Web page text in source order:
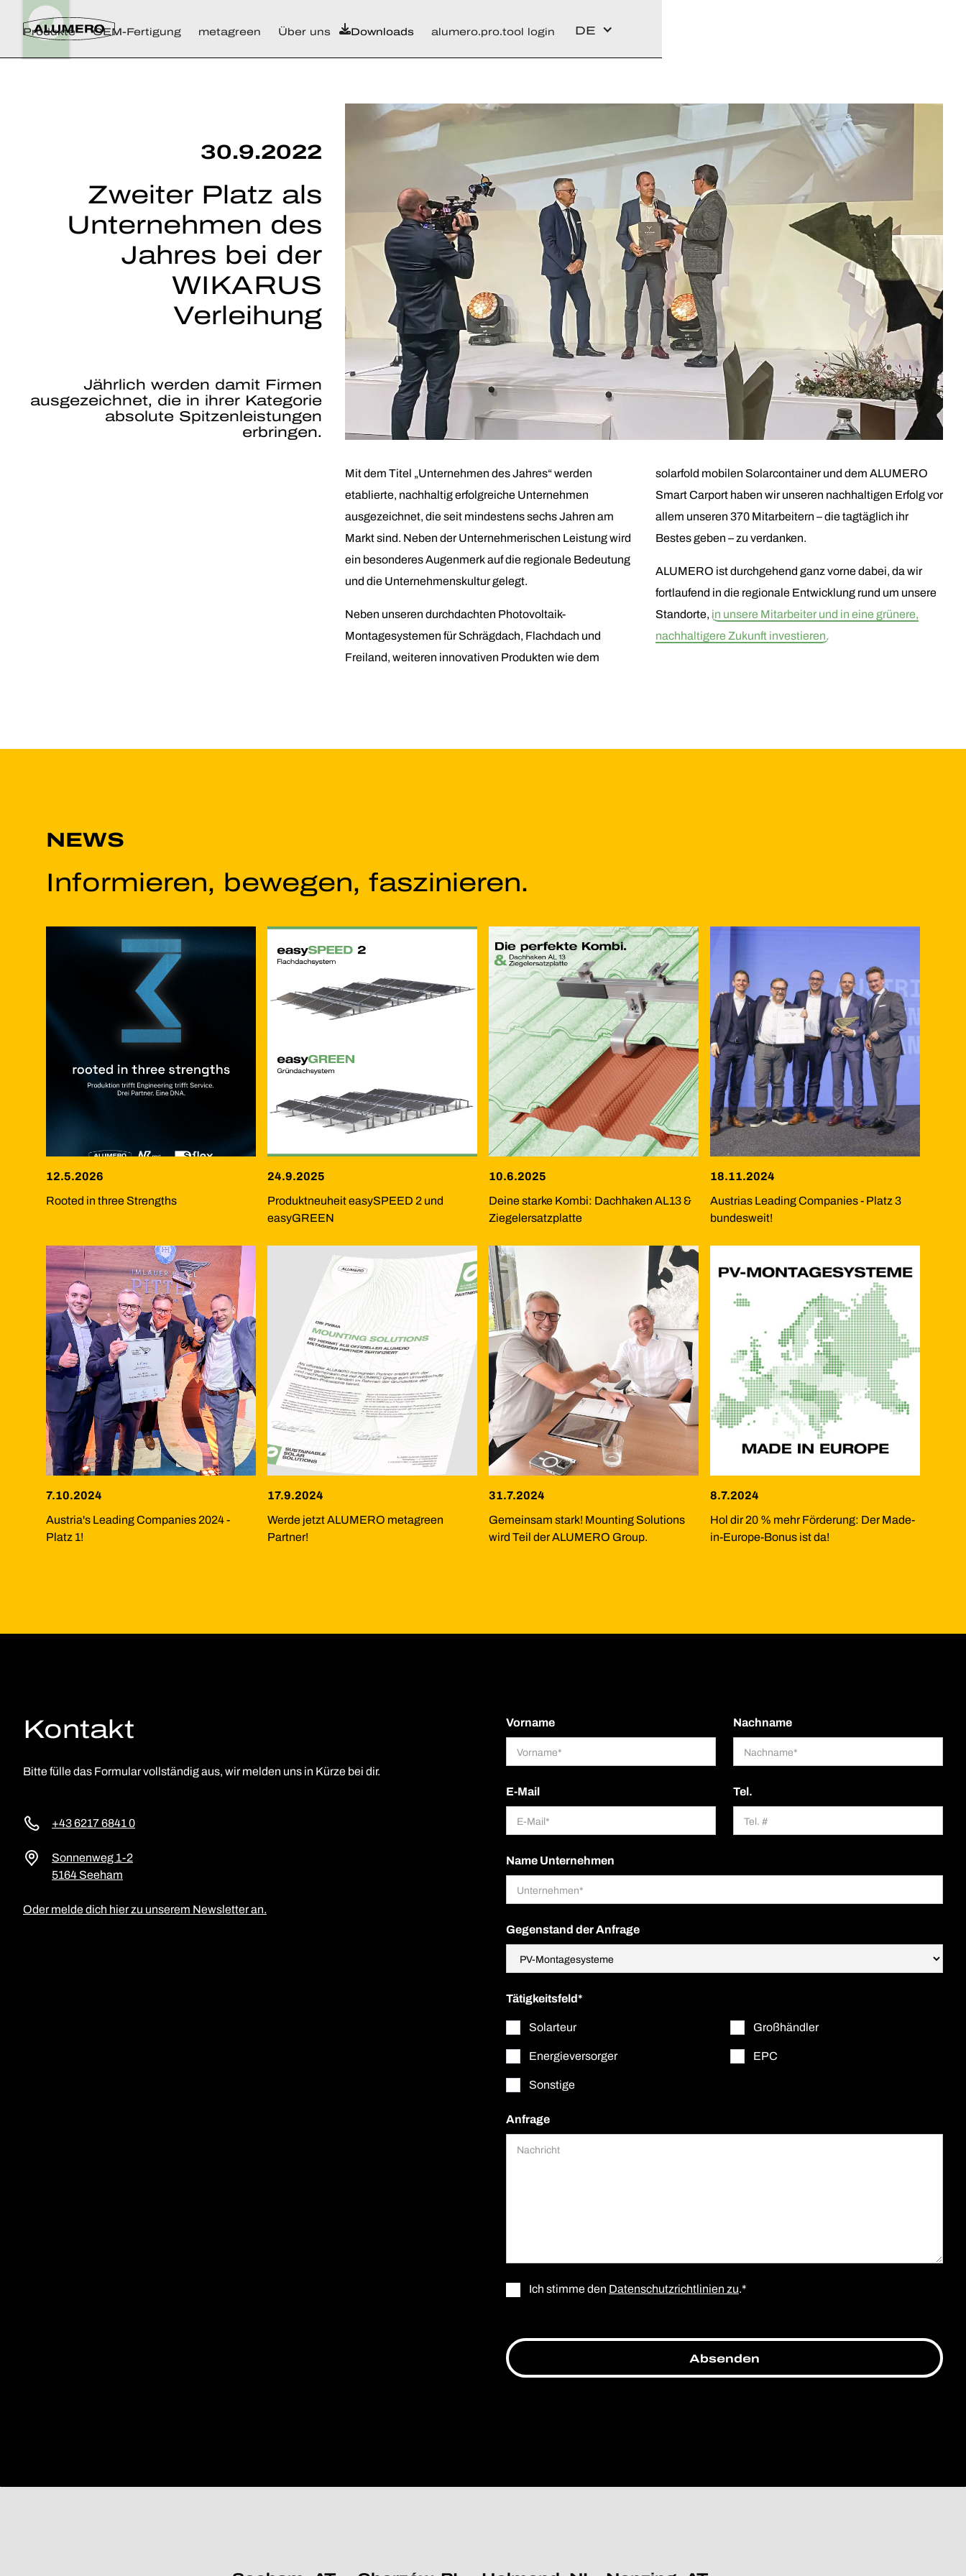
Produkte OEM-Fertigung metagreen Über uns Downloads alumero.pro.tool login DE
30.9.2022
Zweiter Platz als
Unternehmen des
Jahres bei der
WIKARUS
Verleihung
Jährlich werden damit Firmen
ausgezeichnet, die in ihrer Kategorie
absolute Spitzenleistungen
erbringen.
Mit dem Titel „Unternehmen des Jahres“ werden
etablierte, nachhaltig erfolgreiche Unternehmen
ausgezeichnet, die seit mindestens sechs Jahren am
Markt sind. Neben der Unternehmerischen Leistung wird
ein besonderes Augenmerk auf die regionale Bedeutung
und die Unternehmenskultur gelegt.
Neben unseren durchdachten Photovoltaik-
Montagesystemen für Schrägdach, Flachdach und
Freiland, weiteren innovativen Produkten wie dem
solarfold mobilen Solarcontainer und dem ALUMERO
Smart Carport haben wir unseren nachhaltigen Erfolg vor
allem unseren 370 Mitarbeitern – die tagtäglich ihr
Bestes geben – zu verdanken.
ALUMERO ist durchgehend ganz vorne dabei, da wir
fortlaufend in die regionale Entwicklung rund um unsere
Standorte, in unsere Mitarbeiter und in eine grünere,
nachhaltigere Zukunft investieren.
NEWS
Informieren, bewegen, faszinieren.
12.5.2026
Rooted in three Strengths
24.9.2025
Produktneuheit easySPEED 2 und
easyGREEN
10.6.2025
Deine starke Kombi: Dachhaken AL13 &
Ziegelersatzplatte
18.11.2024
Austrias Leading Companies - Platz 3
bundesweit!
7.10.2024
Austria's Leading Companies 2024 -
Platz 1!
17.9.2024
Werde jetzt ALUMERO metagreen
Partner!
31.7.2024
Gemeinsam stark! Mounting Solutions
wird Teil der ALUMERO Group.
8.7.2024
Hol dir 20 % mehr Förderung: Der Made-
in-Europe-Bonus ist da!
Kontakt
Bitte fülle das Formular vollständig aus, wir melden uns in Kürze bei dir.
+43 6217 6841 0
Sonnenweg 1-2
5164 Seeham
Oder melde dich hier zu unserem Newsletter an.
Vorname Nachname
E-Mail Tel.
Name Unternehmen
Gegenstand der Anfrage
Tätigkeitsfeld*
Solarteur Großhändler
Energieversorger EPC
Sonstige
Anfrage
Ich stimme den Datenschutzrichtlinien zu.*